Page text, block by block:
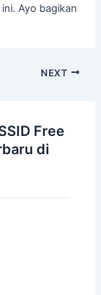
Ayo bagikan
NEXT
Free
di